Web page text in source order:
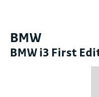
BMW
BMW i3 First